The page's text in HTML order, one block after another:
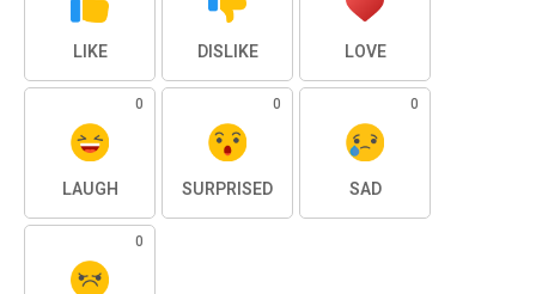
LIKE DISLIKE LOVE
0
LAUGH
0
SURPRISED
0
SAD
0